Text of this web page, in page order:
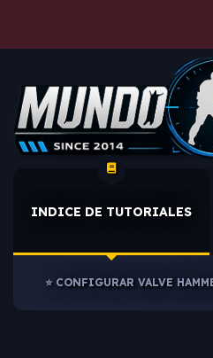
INDICE DE TUTORIALES
⭐ CONFIGURAR V ALVE